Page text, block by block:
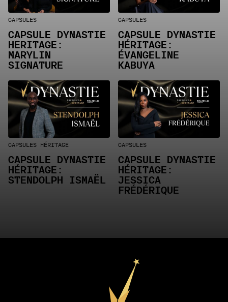
CAPSULES
CAPSULE DYNASTIE
HERITAGE:
MARYLIN
SIGNATURE
CAPSULES HÉRITAGE
CAPSULE DYNASTIE
HÉRITAGE:
STENDOLPH ISMAËL
CAPSULES
CAPSULE DYNASTIE
HÉRITAGE:
ÉVANGELINE
KABUYA
CAPSULES
CAPSULE DYNASTIE
HÉRITAGE:
JESSICA
FRÉDÉRIQUE